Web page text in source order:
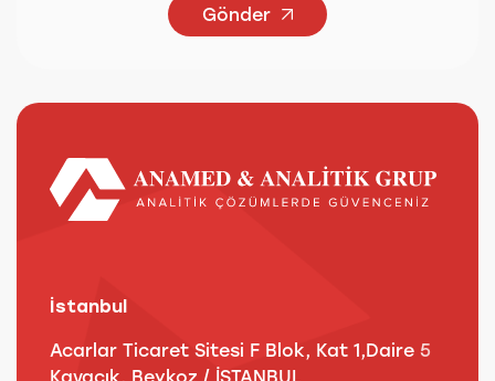
Gönder
İstanbul
Acarlar Ticaret Sitesi F Blok, Kat 1,Daire 5
Kavacık, Beykoz / İSTANBUL